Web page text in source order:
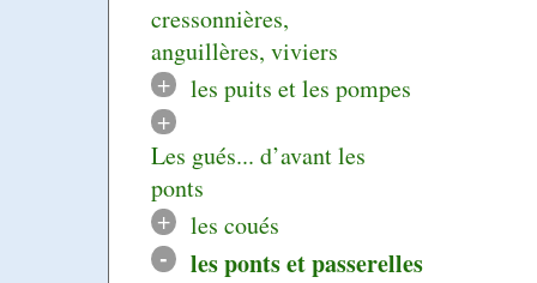
cressonnières,
anguillères, viviers
+
les puits et les pompes
+
Les gués... d’avant les
ponts
+
les coués
-
les ponts et passerelles